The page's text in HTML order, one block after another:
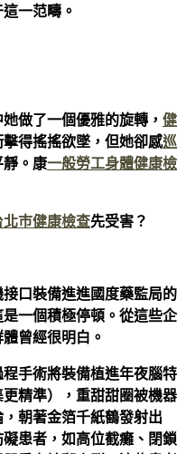
一范疇。
做了一個優雅的旋轉， 健
得搖搖欲墜，但她卻感巡
靜。康一般勞工身體健康檢
北巿健康檢查先受害？
口裝備進進國度藥監局的
一個積極停頓。從這些企
曾經很明白。
手術將裝備植進年夜腦特
精準），重甜甜圈被機器
朝著金箔千紙鶴發射出
患者，如高位截癱、閉鎖